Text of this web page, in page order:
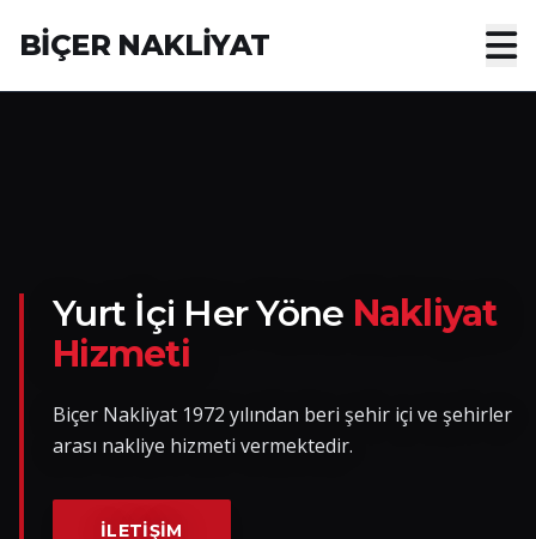
BİÇER NAKLİYAT
Nakliye Yük İlanları
Blog
İletişim
Yurt İçi Her Yöne Nakliyat
Hizmeti
Biçer Nakliyat 1972 yılından beri şehir içi ve şehirler
arası nakliye hizmeti vermektedir.
İLETIŞIM